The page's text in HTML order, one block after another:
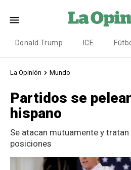
Donald Trump ICE
La Opinión Mundo
Partidos se
hispano
Se atacan mutuamente y
posiciones